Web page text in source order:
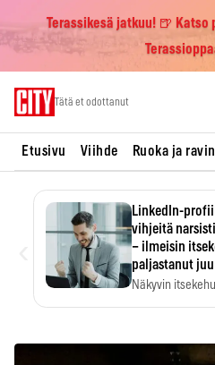
Terassikesä jatkuu! 🍺
Tätä et odottanut
Etusivu Viihde Ruoka ja
LinkedIn-
vihjeitä
– ilmeisin
paljastanut
Näkyvin